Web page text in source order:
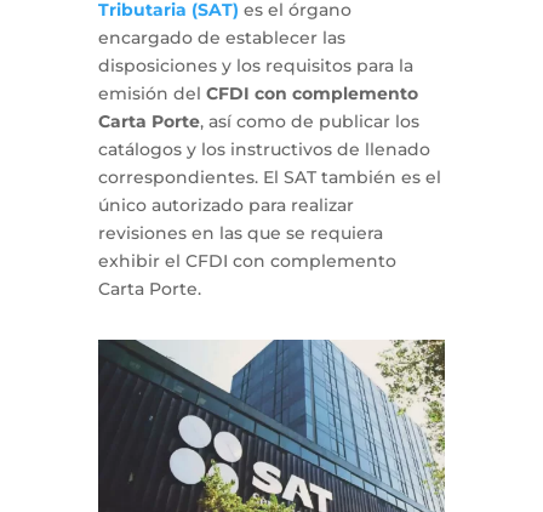
Tributaria (SAT) es el órgano
encargado de establecer las
disposiciones y los requisitos para la
emisión del CFDI con complemento
Carta Porte, así como de publicar los
catálogos y los instructivos de llenado
correspondientes. El SAT también es el
único autorizado para realizar
revisiones en las que se requiera
exhibir el CFDI con complemento
Carta Porte.